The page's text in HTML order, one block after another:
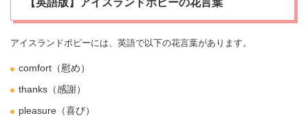
アイスランドポピーには、英語で以下の花言葉があります。
comfort（慰め）
thanks（感謝）
pleasure（喜び）